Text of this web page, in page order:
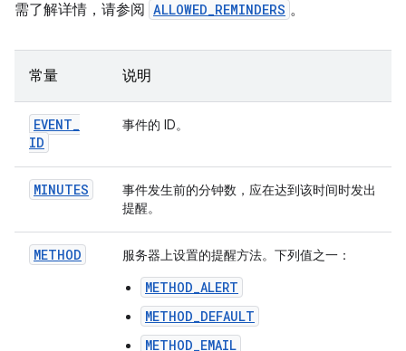
需了解详情，请参阅 ALLOWED_REMINDERS 。
常量 说明
EVENT_
ID
事件的 ID。
MINUTES
事件发生前的分钟数，应在达到该时间时发出
提醒。
METHOD 服务器上设置的提醒方法。下列值之一：
METHOD_ALERT
METHOD_DEFAULT
METHOD_EMAIL